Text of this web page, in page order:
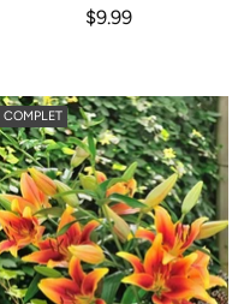
$9.99
COMPLET